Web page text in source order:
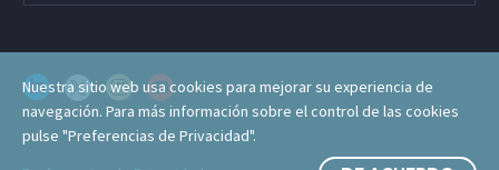
Nuestra sitio web usa cookies para mejorar su experiencia de
navegación. Para más información sobre el control de las cookies
pulse "Preferencias de Privacidad".